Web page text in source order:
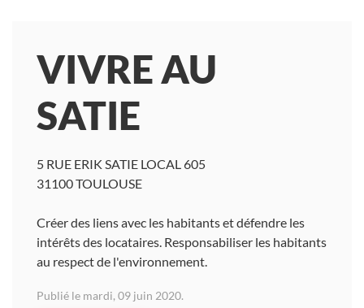
VIVRE AU
SATIE
5 RUE ERIK SATIE LOCAL 605
31100 TOULOUSE
Créer des liens avec les habitants et défendre les
intérêts des locataires. Responsabiliser les habitants
au respect de l'environnement.
Publié le mardi, 09 juin 2020.